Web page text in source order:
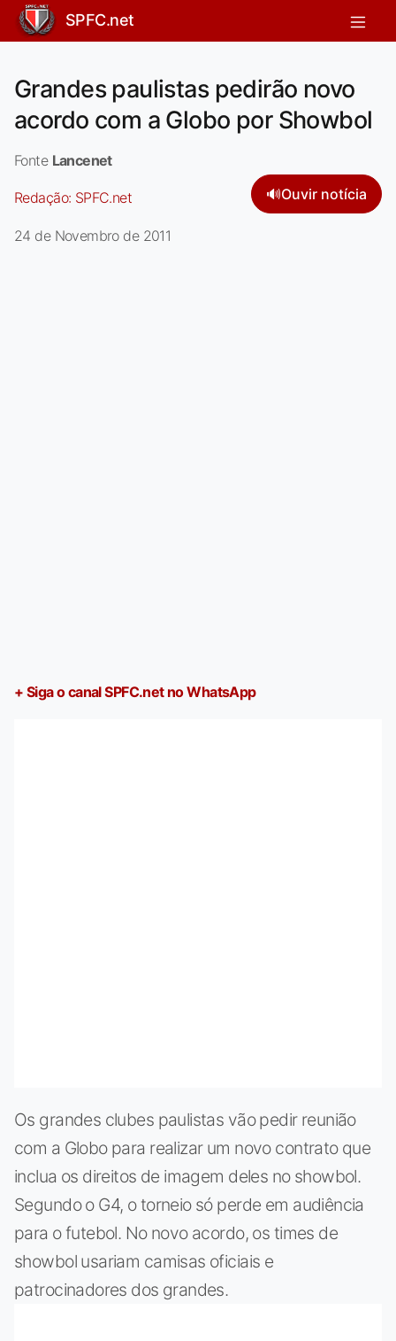
SPFC.net
Grandes paulistas pedirão novo
acordo com a Globo por Showbol
Fonte Lancenet
Redação: SPFC.net 🔊Ouvir notícia
24 de Novembro de 2011
+ Siga o canal SPFC.net no WhatsApp
Os grandes clubes paulistas vão pedir reunião
com a Globo para realizar um novo contrato que
inclua os direitos de imagem deles no showbol.
Segundo o G4, o torneio só perde em audiência
para o futebol. No novo acordo, os times de
showbol usariam camisas oficiais e
patrocinadores dos grandes.